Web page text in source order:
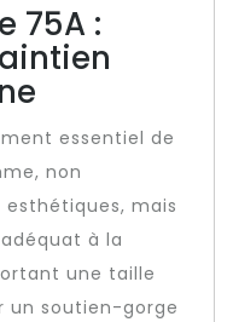
75A :
essentiel de
non
mais
à la
une taille
un soutien-gorge